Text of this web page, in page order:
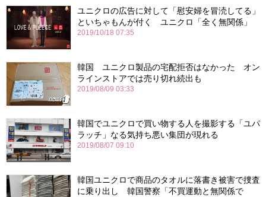
ユニクロの広告に対して「慰安婦を冒涜してる」
といちゃもんが付く ユニクロ「全く無関係」
2019/10/18 07:35
韓国 ユニクロ製品の宅配拒否はなかった オン
ラインストアでは売り切れ続出も
2019/08/09 03:33
韓国でユニクロで買い物する人を撮影する「ユパ
ラッチ」なる気持ち悪い集団が現れる
2019/08/07 09:10
韓国ユニクロで商品のタオルに落書き被害で捜査
に乗り出し 韓国警察「不買運動と無関係で